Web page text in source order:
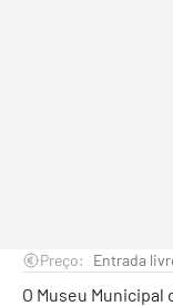
Preço: Entrada
O Museu Municipal